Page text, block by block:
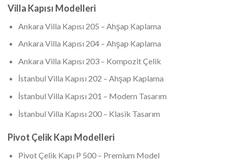
Villa Kapısı Modelleri
Ankara Villa Kapısı 205 – Ahşap Kaplama
Ankara Villa Kapısı 204 – Ahşap Kaplama
Ankara Villa Kapısı 203 – Kompozit Çelik
İstanbul Villa Kapısı 202 – Ahşap Kaplama
İstanbul Villa Kapısı 201 – Modern Tasarım
İstanbul Villa Kapısı 200 – Klasik Tasarım
Pivot Çelik Kapı Modelleri
Pivot Çelik Kapı P 500 – Premium Model